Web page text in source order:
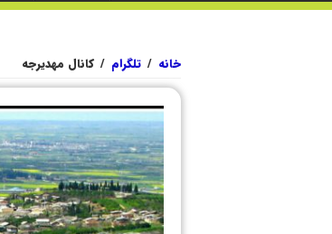
خانه / تلگرام / کانال مهدیرجه